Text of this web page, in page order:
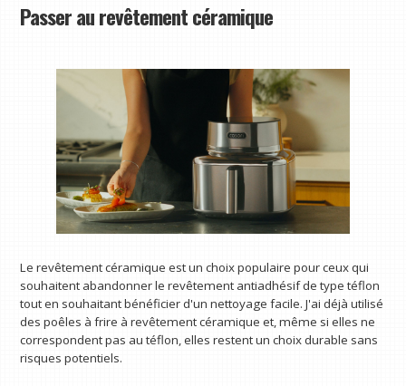
Passer au revêtement céramique
Le revêtement céramique est un choix populaire pour ceux qui
souhaitent abandonner le revêtement antiadhésif de type téflon
tout en souhaitant bénéficier d'un nettoyage facile. J'ai déjà utilisé
des poêles à frire à revêtement céramique et, même si elles ne
correspondent pas au téflon, elles restent un choix durable sans
risques potentiels.